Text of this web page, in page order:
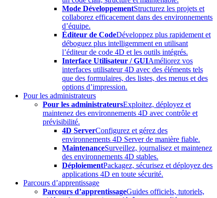
Mode DéveloppementStructurez les projets et
collaborez efficacement dans des environnements
d’équipe.
Éditeur de CodeDéveloppez plus rapidement et
déboguez plus intelligemment en utilisant
l’éditeur de code 4D et les outils intégrés.
Interface Utilisateur / GUIAméliorez vos
interfaces utilisateur 4D avec des éléments tels
que des formulaires, des listes, des menus et des
options d’impression.
Pour les administrateurs
Pour les administrateursExploitez, déployez et
maintenez des environnements 4D avec contrôle et
prévisibilité.
4D ServerConfigurez et gérez des
environnements 4D Server de manière fiable.
MaintenanceSurveillez, journalisez et maintenez
des environnements 4D stables.
DéploiementPackagez, sécurisez et déployez des
applications 4D en toute sécurité.
Parcours d’apprentissage
Parcours d’apprentissageGuides officiels, tutoriels,